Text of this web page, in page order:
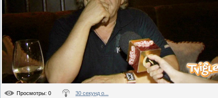
Просмотры: 0 30 секунд о...